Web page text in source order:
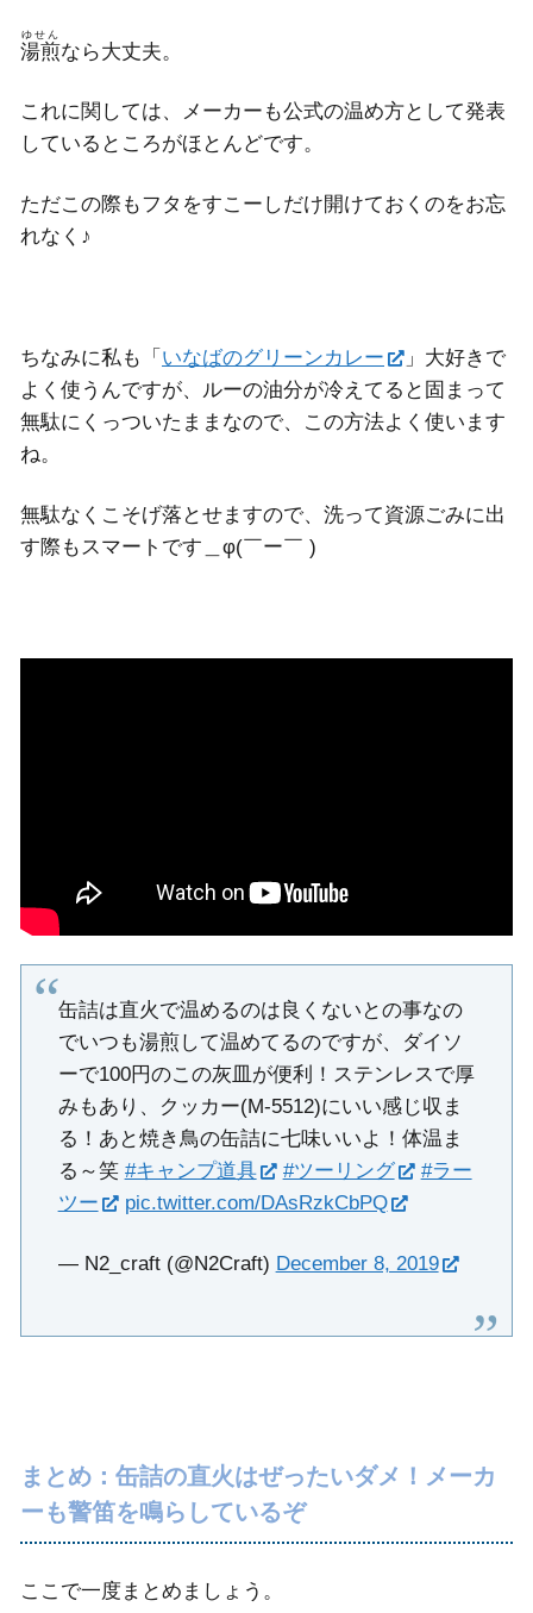
湯煎
ゆせん
なら大丈夫。
これに関しては、メーカーも公式の温め方として発表
しているところがほとんどです。
ただこの際もフタをすこーしだけ開けておくのをお忘
れなく♪
ちなみに私も「 いなばのグリーンカレー
」大好きで
よく使うんですが、ルーの油分が冷えてると固まって
無駄にくっついたままなので、この方法よく使います
ね。
無駄なくこそげ落とせますので、洗って資源ごみに出
す際もスマートです＿φ(￣ー￣ )
缶詰は直火で温めるのは良くないとの事なの
でいつも湯煎して温めてるのですが、ダイソ
ーで100円のこの灰皿が便利！ステンレスで厚
みもあり、クッカー(M-5512)にいい感じ収ま
る！あと焼き鳥の缶詰に七味いいよ！体温ま
る～笑 #キャンプ道具 #ツーリング
#ラー
ツー
pic.twitter.com/DAsRzkCbPQ
— N2_craft (@N2Craft) December 8, 2019
まとめ：缶詰の直火はぜったいダメ！メーカ
ーも警笛を鳴らしているぞ
ここで一度まとめましょう。